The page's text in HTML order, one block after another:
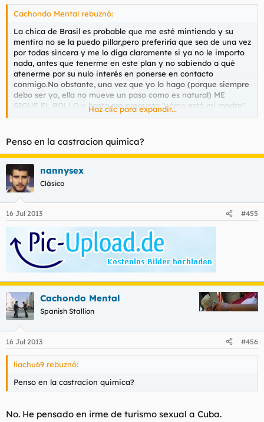
Cachondo Mental rebuznó:
La chica de Brasil es probable que me esté mintiendo y su
mentira no se la puedo pillar,pero preferiría que sea de una vez
por todas sincera y me lo diga claramente si ya no le importo
nada, antes que tenerme en este plan y no sabiendo a qué
atenerme por su nulo interés en ponerse en contacto
conmigo.No obstante, una vez que yo lo hago (porque siempre
debo ser yo, ella no mueve un paso como es natural) ME
SIGUE EL ROLLO y hasta me pregunta "cómo está mi madre".
miedo a la verdad o esas excusas sociales como responder
estoy bien al saludo, apesar de que estás echo polvo.Pero hay
mentirosos tan patológicos que ya creen que los demás somos
tontos y nunca los pillaremos, son tan mentirosos que se creen
sus mentiras.
Haz clic para expandir...
Penso en la castracion quimica?
nannysex
Clásico
16 Jul 2013 #455
Cachondo Mental
Spanish Stallion
16 Jul 2013 #456
liachu69 rebuznó:
Penso en la castracion quimica?
No. He pensado en irme de turismo sexual a Cuba.